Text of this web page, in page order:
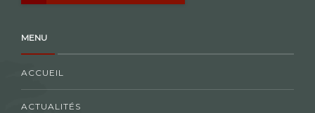
MENU
ACCUEIL
ACTUALITÉS